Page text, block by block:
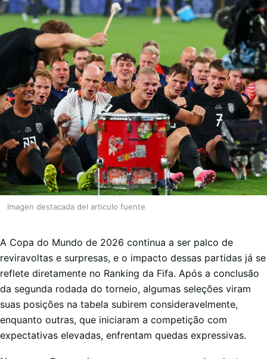
Imagen destacada del articulo fuente
A Copa do Mundo de 2026 continua a ser palco de
reviravoltas e surpresas, e o impacto dessas partidas já se
reflete diretamente no Ranking da Fifa. Após a conclusão
da segunda rodada do torneio, algumas seleções viram
suas posições na tabela subirem consideravelmente,
enquanto outras, que iniciaram a competição com
expectativas elevadas, enfrentam quedas expressivas.